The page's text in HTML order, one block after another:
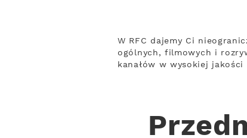
W RFC dajemy Ci
ogólnych, filmowych i
kanałów w wysokiej